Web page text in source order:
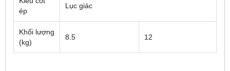
ép
Lục giác
Khối lượng
(kg)
8.5 12